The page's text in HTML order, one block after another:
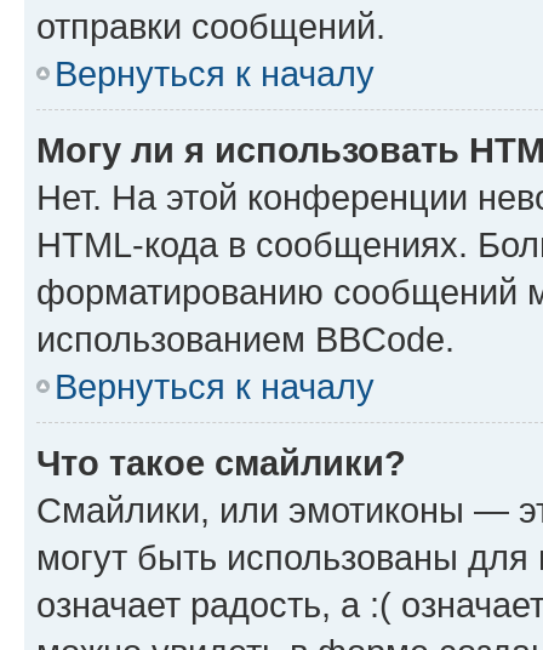
отправки сообщений.
Вернуться к началу
Могу ли я использовать
Нет. На этой конференции
HTML-кода в сообщениях.
форматированию сообщений
использованием BBCode.
Вернуться к началу
Что такое смайлики?
Смайлики, или эмотиконы —
могут быть использованы
означает радость, а :(